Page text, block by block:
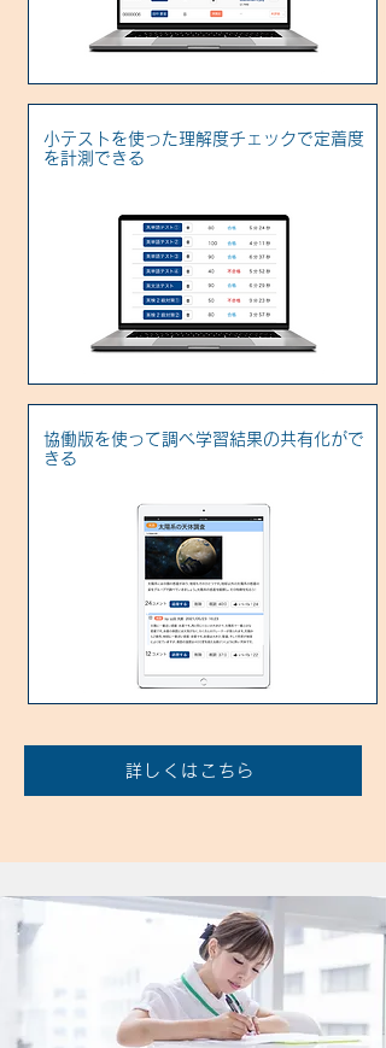
小テストを使った理解度チェックで定着度
を計測できる
協働版を使って調べ学習結果の共有化がで
きる
詳しくはこちら